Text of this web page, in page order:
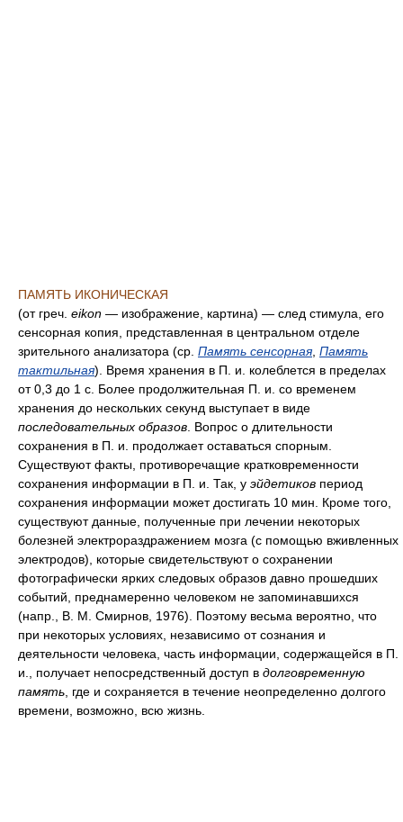
ПАМЯТЬ ИКОНИЧЕСКАЯ
(от греч. eikon — изображение, картина) — след стимула, его
сенсорная копия, представленная в центральном отделе
зрительного анализатора (ср. Память сенсорная, Память
тактильная). Время хранения в П. и. колеблется в пределах
от 0,3 до 1 с. Более продолжительная П. и. со временем
хранения до нескольких секунд выступает в виде
последовательных образов . Вопрос о длительности
сохранения в П. и. продолжает оставаться спорным.
Существуют факты, противоречащие кратковременности
сохранения информации в П. и. Так, у эйдетиков период
сохранения информации может достигать 10 мин. Кроме того,
существуют данные, полученные при лечении некоторых
болезней электрораздражением мозга (с помощью вживленных
электродов), которые свидетельствуют о сохранении
фотографически ярких следовых образов давно прошедших
событий, преднамеренно человеком не запоминавшихся
(напр., В. М. Смирнов, 1976). Поэтому весьма вероятно, что
при некоторых условиях, независимо от сознания и
деятельности человека, часть информации, содержащейся в П.
и., получает непосредственный доступ в долговременную
память , где и сохраняется в течение неопределенно долгого
времени, возможно, всю жизнь.